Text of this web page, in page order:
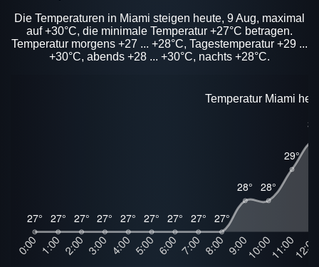
Die Temperaturen in Miami steigen heute, 9 Aug, maximal
auf +30°C, die minimale Temperatur +27°C betragen.
Temperatur morgens +27 ... +28°C, Tagestemperatur +29 ...
+30°C, abends +28 ... +30°C, nachts +28°C.
Temperatur Miami